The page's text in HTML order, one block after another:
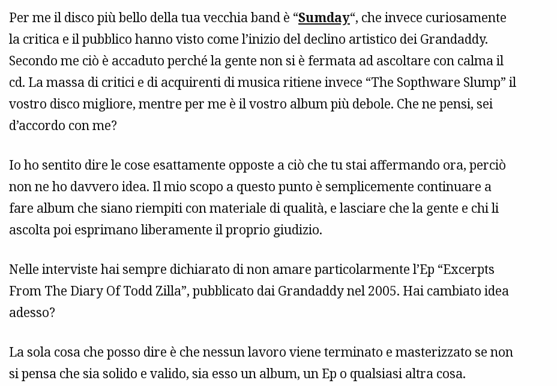
Per me il disco più bello della tua vecchia band è “Sumday“, che invece curiosamente
la critica e il pubblico hanno visto come l’inizio del declino artistico dei Grandaddy.
Secondo me ciò è accaduto perché la gente non si è fermata ad ascoltare con calma il
cd. La massa di critici e di acquirenti di musica ritiene invece “The Sopthware Slump” il
vostro disco migliore, mentre per me è il vostro album più debole. Che ne pensi, sei
d’accordo con me?
Io ho sentito dire le cose esattamente opposte a ciò che tu stai affermando ora, perciò
non ne ho davvero idea. Il mio scopo a questo punto è semplicemente continuare a
fare album che siano riempiti con materiale di qualità, e lasciare che la gente e chi li
ascolta poi esprimano liberamente il proprio giudizio.
Nelle interviste hai sempre dichiarato di non amare particolarmente l’Ep “Excerpts
From The Diary Of Todd Zilla”, pubblicato dai Grandaddy nel 2005. Hai cambiato idea
adesso?
La sola cosa che posso dire è che nessun lavoro viene terminato e masterizzato se non
si pensa che sia solido e valido, sia esso un album, un Ep o qualsiasi altra cosa.